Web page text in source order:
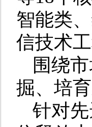
智能类
信技术
围绕
掘、培
针对